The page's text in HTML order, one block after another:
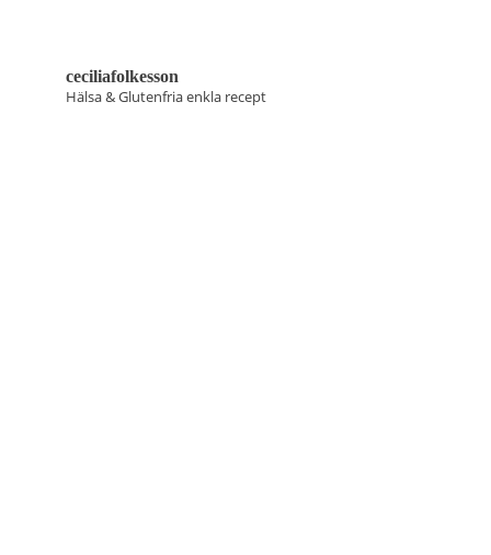
ceciliafolkesson
Hälsa & Glutenfria enkla recept